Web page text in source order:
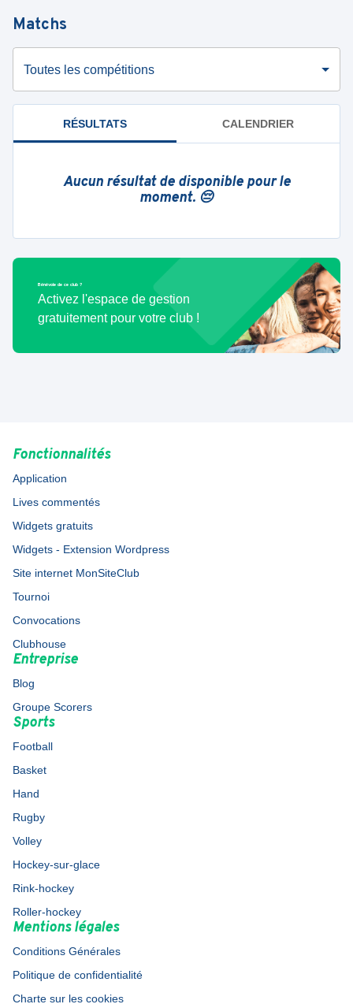
Matchs
Toutes les compétitions
RÉSULTATS CALENDRIER
Aucun résultat de disponible pour le
moment. 😔
Bénévole de ce club ?
Activez l'espace de gestion
gratuitement pour votre club !
Fonctionnalités
Application
Lives commentés
Widgets gratuits
Widgets - Extension Wordpress
Site internet MonSiteClub
Tournoi
Convocations
Clubhouse
Entreprise
Blog
Groupe Scorers
Sports
Football
Basket
Hand
Rugby
Volley
Hockey-sur-glace
Rink-hockey
Roller-hockey
Mentions légales
Conditions Générales
Politique de confidentialité
Charte sur les cookies